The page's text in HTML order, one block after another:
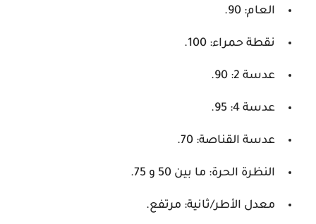
العام: 90.
نقطة حمراء: 100.
عدسة 2: 90.
عدسة 4: 95.
عدسة القناصة: 70.
النظرة الحرة: ما بين 50 و 75.
معدل الأطر/ثانية: مرتفع.